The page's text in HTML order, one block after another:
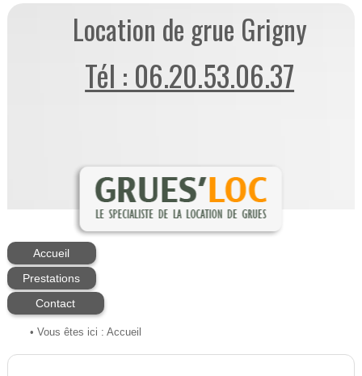
Location de grue Grigny
Tél : 06.20.53.06.37
Accueil
Prestations
Contact
• Vous êtes ici : Accueil